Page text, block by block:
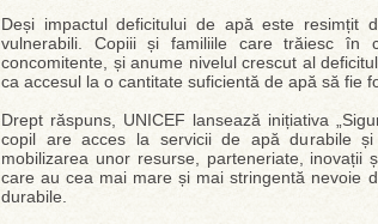
Deși impactul deficitului de apă este
vulnerabili. Copiii și familiile care trăiesc în
concomitente, și anume nivelul crescut al
ca accesul la o cantitate suficientă de apă să fie
Drept răspuns, UNICEF lansează inițiativa
copil are acces la servicii de apă durabile și
mobilizarea unor resurse, parteneriate, inovații
care au cea mai mare și mai stringentă nevoie
durabile.